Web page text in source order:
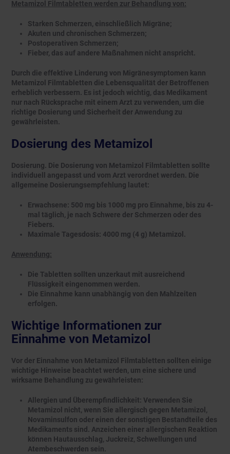
Metamizol Filmtabletten werden zur Behandlung von:
Starken Schmerzen, einschließlich Migräne;
Akuten und chronischen Schmerzen;
Postoperativen Schmerzen;
Fieber, das auf andere Maßnahmen nicht anspricht.
Durch die effektive Linderung von Migränesymptomen kann
Metamizol Filmtabletten die Lebensqualität der Betroffenen
erheblich verbessern. Es ist jedoch wichtig, das Medikament
nur nach Rücksprache mit einem Arzt zu verwenden, um die
richtige Dosierung und Sicherheit der Anwendung zu
gewährleisten.
Dosierung des Metamizol
Dosierung. Die Dosierung von Metamizol Filmtabletten sollte
individuell angepasst und vom Arzt verordnet werden. Die
allgemeine Dosierungsempfehlung lautet:
Erwachsene: 500 mg bis 1000 mg pro Einnahme, bis zu 4-
mal täglich, je nach Schwere der Schmerzen oder des
Fiebers.
Maximale Tagesdosis: 4000 mg (4 g) Metamizol.
Anwendung:
Die Tabletten sollten unzerkaut mit ausreichend
Flüssigkeit eingenommen werden.
Die Einnahme kann unabhängig von den Mahlzeiten
erfolgen.
Wichtige Informationen zur
Einnahme von Metamizol
Vor der Einnahme von Metamizol Filmtabletten sollten einige
wichtige Hinweise beachtet werden, um eine sichere und
wirksame Behandlung zu gewährleisten:
Allergien und Überempfindlichkeit: Verwenden Sie
Metamizol nicht, wenn Sie allergisch gegen Metamizol,
Novaminsulfon oder einen der sonstigen Bestandteile des
Medikaments sind. Anzeichen einer allergischen Reaktion
können Hautausschlag, Juckreiz, Schwellungen und
Atembeschwerden sein.